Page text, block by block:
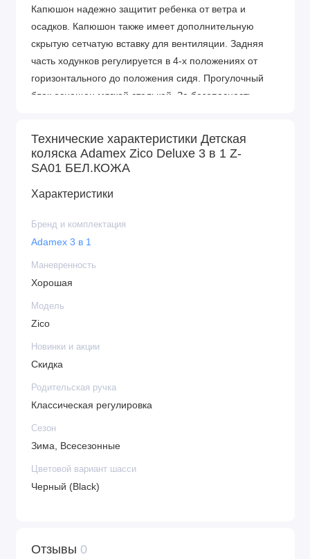
Капюшон надежно защитит ребенка от ветра и
осадков. Капюшон также имеет дополнительную
скрытую сетчатую вставку для вентиляции. Задняя
часть ходунков регулируется в 4-х положениях от
горизонтального до положения сидя. Прогулочный
блок оснащен мягкой стелькой. За безопасность
Размеры и вес:
Коляска в собранном виде (Д х В х Ш) – 92 х 120 х
57,5 см.
х 35 х 57,5 см.
Размер люльки (Д х В х Ш) – 77 х 22 х 35 см.
Ш) – 90 х 34 см.
Коляска с люлькой – 12,2 кг.
Коляска с прогулочным блоком – 13 кг.
Вес люльки – 4,0 кг.
Комплектация:
люлька и прогулочный блок
легкая алюминиевая рама
накидка на прогулочный блок
Технические характеристики Детская
коляска Adamex Zico Deluxe 3 в 1 Z-
SA01 БЕЛ.КОЖА
Характеристики
Бренд и комплектация
Adamex 3 в 1
Маневренность
Хорошая
Модель
Zico
Новинки и акции
Скидка
Родительская ручка
Классическая регулировка
Сезон
Зима, Всесезонные
Цветовой вариант шасси
Черный (Black)
Отзывы 0